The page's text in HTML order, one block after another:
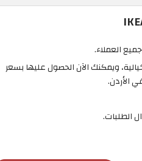
العملاء.
ويمكنك الآن الحصول عليها بسعر
الأردن.